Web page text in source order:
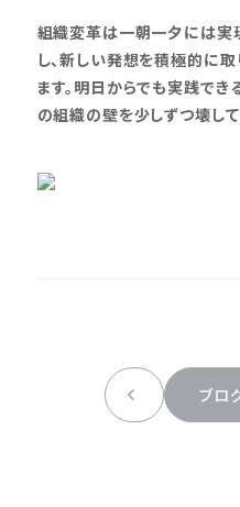
組織変革は一朝一夕には実
し、新しい発想を積極的に
ます。明日からでも実践でき
の組織の壁を少しずつ壊して
ブロ